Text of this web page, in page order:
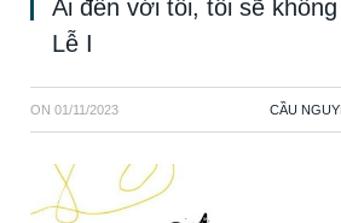
Ai đến với tôi, tôi sẽ
Lễ I
ON 01/11/2023 CẦU